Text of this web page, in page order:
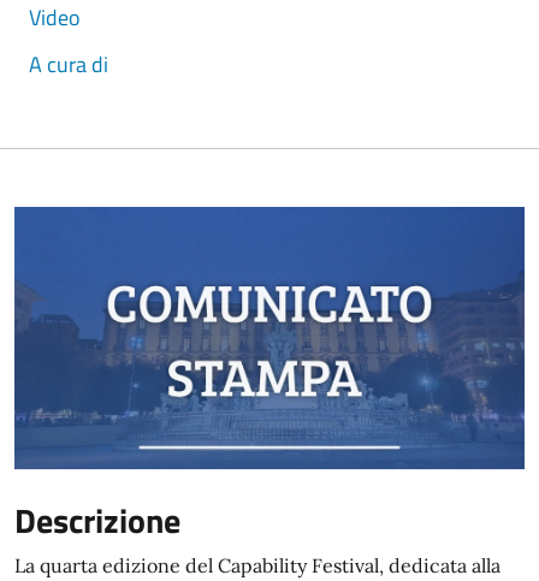
Video
A cura di
Descrizione
La quarta edizione del Capability Festival, dedicata alla